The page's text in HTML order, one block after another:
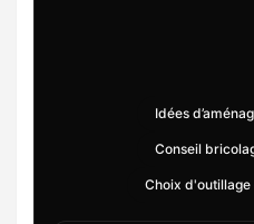
Idées
Conseil
Choix